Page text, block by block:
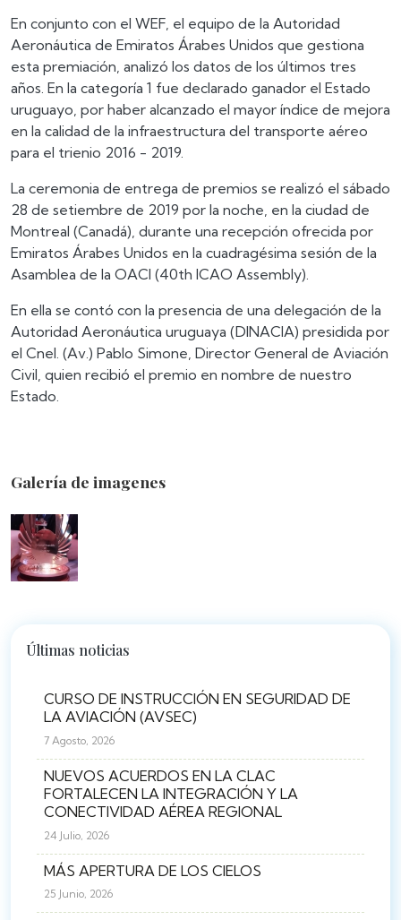
En conjunto con el WEF, el equipo de la Autoridad
Aeronáutica de Emiratos Árabes Unidos que gestiona
esta premiación, analizó los datos de los últimos tres
años. En la categoría 1 fue declarado ganador el Estado
uruguayo, por haber alcanzado el mayor índice de mejora
en la calidad de la infraestructura del transporte aéreo
para el trienio 2016 - 2019.
La ceremonia de entrega de premios se realizó el sábado
28 de setiembre de 2019 por la noche, en la ciudad de
Montreal (Canadá), durante una recepción ofrecida por
Emiratos Árabes Unidos en la cuadragésima sesión de la
Asamblea de la OACI (40th ICAO Assembly).
En ella se contó con la presencia de una delegación de la
Autoridad Aeronáutica uruguaya (DINACIA) presidida por
el Cnel. (Av.) Pablo Simone, Director General de Aviación
Civil, quien recibió el premio en nombre de nuestro
Estado.
Galería de imagenes
Últimas noticias
CURSO DE INSTRUCCIÓN EN SEGURIDAD DE
LA AVIACIÓN (AVSEC)
7 Agosto, 2026
NUEVOS ACUERDOS EN LA CLAC
FORTALECEN LA INTEGRACIÓN Y LA
CONECTIVIDAD AÉREA REGIONAL
24 Julio, 2026
MÁS APERTURA DE LOS CIELOS
25 Junio, 2026